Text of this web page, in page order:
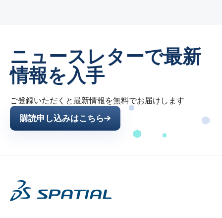
ニュースレターで最新
情報を入手
ご登録いただくと最新情報を無料でお届けします
購読申し込みはこちら